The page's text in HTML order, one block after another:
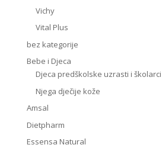
Vichy
Vital Plus
bez kategorije
Bebe i Djeca
Djeca predškolske uzrasti i školarci
Njega dječije kože
Amsal
Dietpharm
Essensa Natural